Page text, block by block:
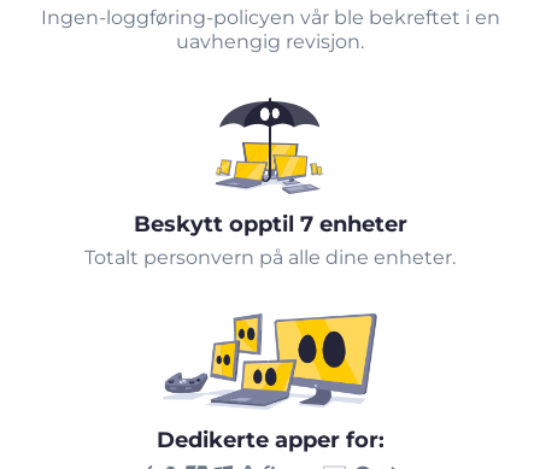
Ingen-loggføring-policyen vår ble bekreftet i en
uavhengig revisjon.
Beskytt opptil 7 enheter
Totalt personvern på alle dine enheter.
Dedikerte apper for: